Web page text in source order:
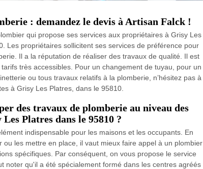
: demandez le devis à Artisan Falck !
qui propose ses services aux propriétaires à Grisy Les
Les propriétaires sollicitent ses services de préférence pour
Il a la réputation de réaliser des travaux de qualité. Il est
très accessibles. Pour un changement de tuyau, pour un
ou tous travaux relatifs à la plomberie, n’hésitez pas à
à Grisy Les Platres, dans le 95810.
des travaux de plomberie au niveau des
Platres dans le 95810 ?
indispensable pour les maisons et les occupants. En
ou les mettre en place, il vaut mieux faire appel à un plombier
spécifiques. Par conséquent, on vous propose le service
noter qu'il a été spécialement formé dans les centres agréés